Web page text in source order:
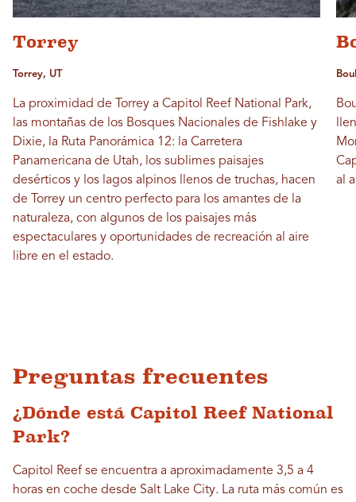
Torrey
Torrey, UT
La proximidad de Torrey a Capitol Reef National Park,
las montañas de los Bosques Nacionales de Fishlake y
Dixie, la Ruta Panorámica 12: la Carretera
Panamericana de Utah, los sublimes paisajes
desérticos y los lagos alpinos llenos de truchas, hacen
de Torrey un centro perfecto para los amantes de la
naturaleza, con algunos de los paisajes más
espectaculares y oportunidades de recreación al aire
libre en el estado.
al
Preguntas frecuentes
¿Dónde está Capitol Reef National
Park?
Capitol Reef se encuentra a aproximadamente 3,5 a 4
horas en coche desde Salt Lake City. La ruta más común es